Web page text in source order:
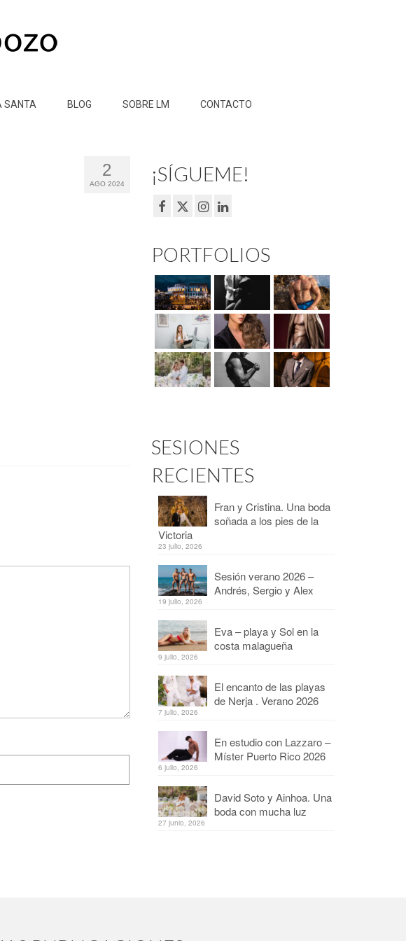
SANTA BLOG SOBRE LM CONTACTO
2
AGO 2024 ¡SÍGUEME!
PORTFOLIOS
SESIONES
RECIENTES
Fran y Cristina. Una boda
soñada a los pies de la
Victoria
23 julio, 2026
Sesión verano 2026 –
Andrés, Sergio y Alex
19 julio, 2026
Eva – playa y Sol en la
costa malagueña
9 julio, 2026
El encanto de las playas
de Nerja . Verano 2026
7 julio, 2026
En estudio con Lazzaro –
Míster Puerto Rico 2026
6 julio, 2026
David Soto y Ainhoa. Una
boda con mucha luz
27 junio, 2026